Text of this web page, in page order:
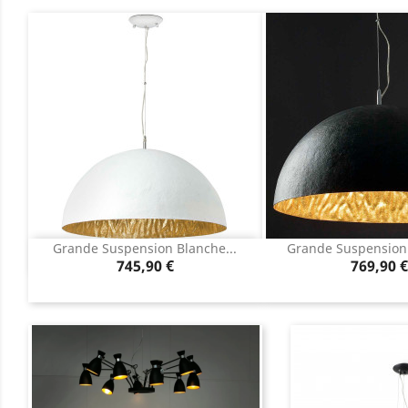
Grande Suspension Blanche...
Prix
745,90 €
Aperçu rapide Grande
Prix
769,90 €
Aperçu